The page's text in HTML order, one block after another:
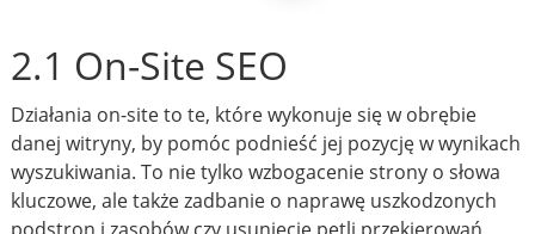
2.1 On-Site SEO
Działania on-site to te, które wykonuje się w obrębie
danej witryny, by pomóc podnieść jej pozycję w wynikach
wyszukiwania. To nie tylko wzbogacenie strony o słowa
kluczowe, ale także zadbanie o naprawę uszkodzonych
podstron i zasobów czy usunięcie pętli przekierowań.